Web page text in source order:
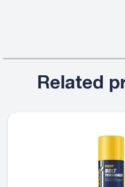
Related